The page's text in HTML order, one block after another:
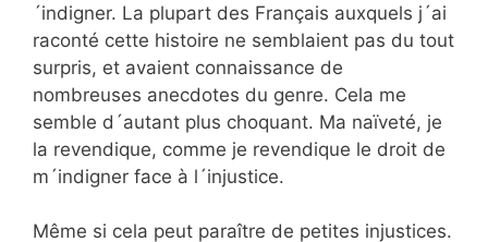
´indigner. La plupart des Français auxquels j´ai
raconté cette histoire ne semblaient pas du tout
surpris, et avaient connaissance de
nombreuses anecdotes du genre. Cela me
semble d´autant plus choquant. Ma naïveté, je
la revendique, comme je revendique le droit de
m´indigner face à l´injustice.
Même si cela peut paraître de petites injustices.